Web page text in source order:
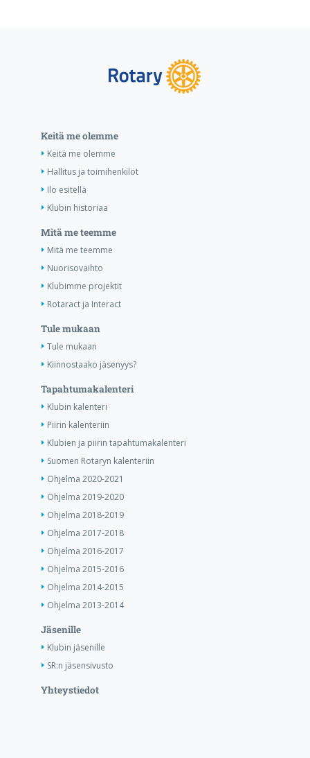
Keitä me olemme
Keitä me olemme
Hallitus ja toimihenkilöt
Ilo esitellä
Klubin historiaa
Mitä me teemme
Mitä me teemme
Nuorisovaihto
Klubimme projektit
Rotaract ja Interact
Tule mukaan
Tule mukaan
Kiinnostaako jäsenyys?
Tapahtumakalenteri
Klubin kalenteri
Piirin kalenteriin
Klubien ja piirin tapahtumakalenteri
Suomen Rotaryn kalenteriin
Ohjelma 2020-2021
Ohjelma 2019-2020
Ohjelma 2018-2019
Ohjelma 2017-2018
Ohjelma 2016-2017
Ohjelma 2015-2016
Ohjelma 2014-2015
Ohjelma 2013-2014
Jäsenille
Klubin jäsenille
SR:n jäsensivusto
Yhteystiedot